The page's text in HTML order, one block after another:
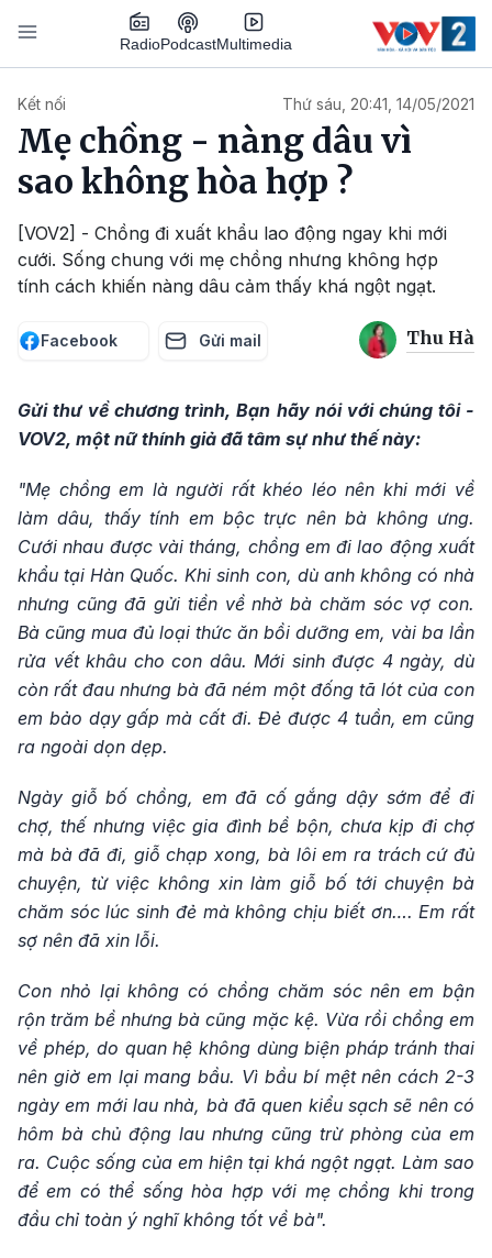
Nhảy đến nội dung
RadioPodcastMultimedia
Kết nối Thứ sáu, 20:41, 14/05/2021
Mẹ chồng - nàng dâu vì
sao không hòa hợp ?
[VOV2] - Chồng đi xuất khẩu lao động ngay khi mới
cưới. Sống chung với mẹ chồng nhưng không hợp
tính cách khiến nàng dâu cảm thấy khá ngột ngạt.
Facebook Gửi mail Thu Hà
Gửi thư về chương trình, Bạn hãy nói với chúng tôi -
VOV2, một nữ thính giả đã tâm sự như thế này:
"Mẹ chồng em là người rất khéo léo nên khi mới về
làm dâu, thấy tính em bộc trực nên bà không ưng.
Cưới nhau được vài tháng, chồng em đi lao động xuất
khẩu tại Hàn Quốc. Khi sinh con, dù anh không có nhà
nhưng cũng đã gửi tiền về nhờ bà chăm sóc vợ con.
Bà cũng mua đủ loại thức ăn bồi dưỡng em, vài ba lần
rửa vết khâu cho con dâu. Mới sinh được 4 ngày, dù
còn rất đau nhưng bà đã ném một đống tã lót của con
em bảo dạy gấp mà cất đi. Đẻ được 4 tuần, em cũng
ra ngoài dọn dẹp.
Ngày giỗ bố chồng, em đã cố gắng dậy sớm để đi
chợ, thế nhưng việc gia đình bề bộn, chưa kịp đi chợ
mà bà đã đi, giỗ chạp xong, bà lôi em ra trách cứ đủ
chuyện, từ việc không xin làm giỗ bố tới chuyện bà
chăm sóc lúc sinh đẻ mà không chịu biết ơn…. Em rất
sợ nên đã xin lỗi.
Con nhỏ lại không có chồng chăm sóc nên em bận
rộn trăm bề nhưng bà cũng mặc kệ. Vừa rồi chồng em
về phép, do quan hệ không dùng biện pháp tránh thai
nên giờ em lại mang bầu. Vì bầu bí mệt nên cách 2-3
ngày em mới lau nhà, bà đã quen kiểu sạch sẽ nên có
hôm bà chủ động lau nhưng cũng trừ phòng của em
ra. Cuộc sống của em hiện tại khá ngột ngạt. Làm sao
để em có thể sống hòa hợp với mẹ chồng khi trong
đầu chỉ toàn ý nghĩ không tốt về bà".